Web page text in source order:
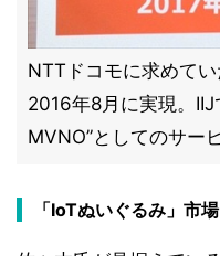
NTTドコモに求めて
2016年8月に実現。
MVNO”としてのサー
「IoTぬいぐるみ」市